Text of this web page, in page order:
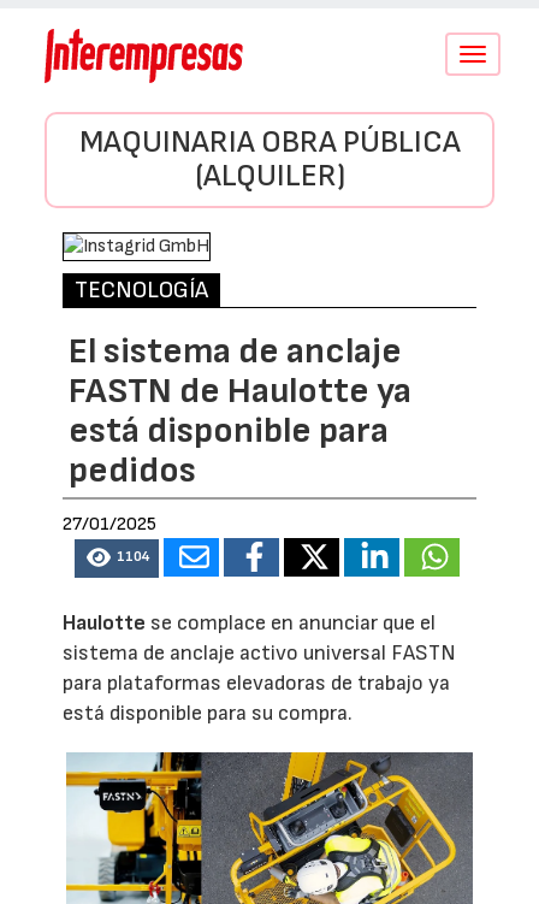
Conmutar
MAQUINARIA OBRA PÚBLICA
(ALQUILER)
TECNOLOGÍA
El sistema de anclaje
FASTN de Haulotte ya
está disponible para
pedidos
27/01/2025
1104
Haulotte se complace en anunciar que el
sistema de anclaje activo universal FASTN
para plataformas elevadoras de trabajo ya
está disponible para su compra.